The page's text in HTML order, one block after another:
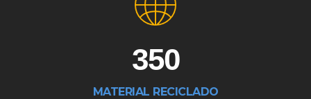
350
MATERIAL RECICLADO